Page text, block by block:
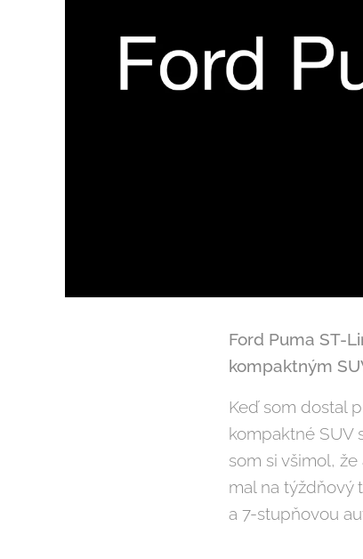
Ford Puma ST-
kompaktným
Keď som dostal
kompaktné SUV
som si všimol,
mal na týždňový
a 7-stupňovou